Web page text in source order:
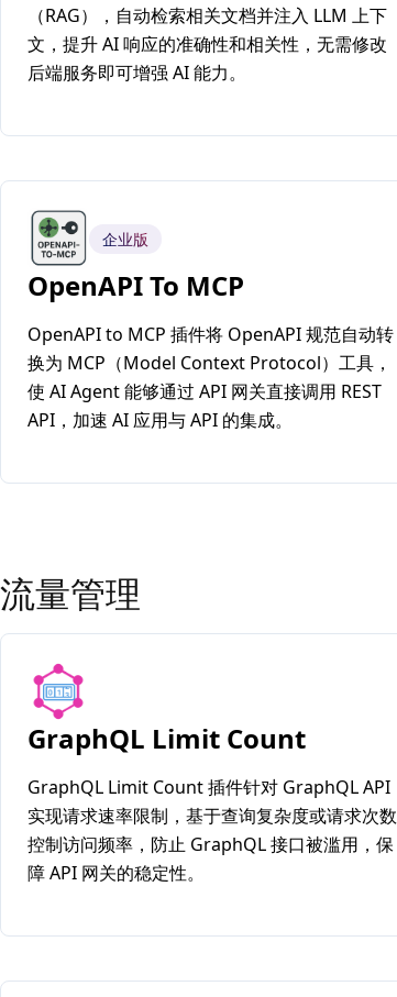
（RAG），自动检索相关文档并注入 LLM 上下
文，提升 AI 响应的准确性和相关性，无需修改
后端服务即可增强 AI 能力。
企业版
OpenAPI To MCP
OpenAPI to MCP 插件将 OpenAPI 规范自动转
换为 MCP（Model Context Protocol）工具，
使 AI Agent 能够通过 API 网关直接调用 REST
API，加速 AI 应用与 API 的集成。
流量管理
GraphQL Limit Count
GraphQL Limit Count 插件针对 GraphQL API
实现请求速率限制，基于查询复杂度或请求次数
控制访问频率，防止 GraphQL 接口被滥用，保
障 API 网关的稳定性。